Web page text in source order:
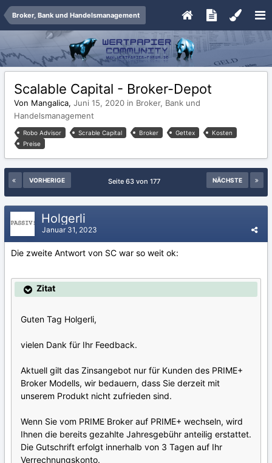
Broker, Bank und Handelsmanagement
Scalable Capital - Broker-Depot
Von Mangalica, Juni 15, 2020 in Broker, Bank und
Handelsmanagement
Robo Advisor Scrable Capital Broker Gettex
Kosten
Preise
VORHERIGE NÄCHSTE
Seite 63 von 177
Holgerli
Januar 31, 2023
Die zweite Antwort von SC war so weit ok:
Zitat
Guten Tag Holgerli,
vielen Dank für Ihr Feedback.
Aktuell gilt das Zinsangebot nur für Kunden des PRIME+
Broker Modells, wir bedauern, dass Sie derzeit mit
unserem Produkt nicht zufrieden sind.
Wenn Sie vom PRIME Broker auf PRIME+ wechseln, wird
Ihnen die bereits gezahlte Jahresgebühr anteilig erstattet.
Die Gutschrift erfolgt innerhalb von 3 Tagen auf Ihr
Verrechnungskonto.